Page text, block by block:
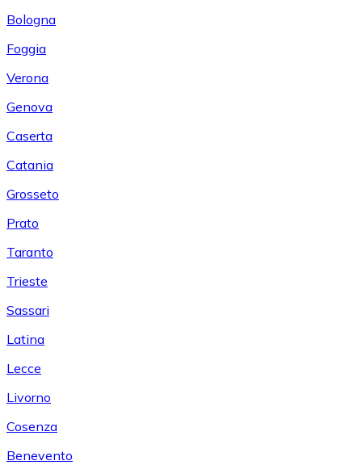
Bologna
Foggia
Verona
Genova
Caserta
Catania
Grosseto
Prato
Taranto
Trieste
Sassari
Latina
Lecce
Livorno
Cosenza
Benevento